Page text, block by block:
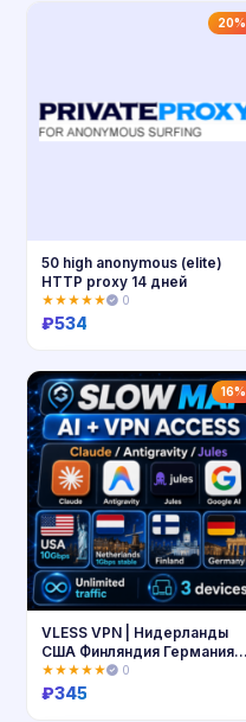
20%
Купить
50 high anonymous (elite)
HTTP proxy 14 дней
★★★★★ 0
₽534
16%
VLESS VPN | Нидерланды
США Финляндия Германия |
25 Гбит/с | Безлимит 🌷
★★★★★ 0
₽345